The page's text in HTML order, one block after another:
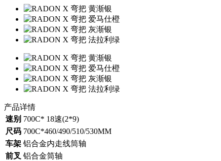
产品详情
速别 700C* 18速(2*9)
尺码 700C*460/490/510/530MM
车架 铝合金内走线筒轴
前叉 铝合金筒轴